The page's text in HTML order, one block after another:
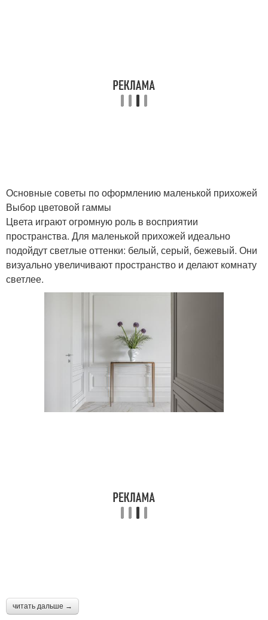
Основные советы по оформлению маленькой прихожей
Выбор цветовой гаммы
Цвета играют огромную роль в восприятии
пространства. Для маленькой прихожей идеально
подойдут светлые оттенки: белый, серый, бежевый. Они
визуально увеличивают пространство и делают комнату
светлее.
читать дальше →